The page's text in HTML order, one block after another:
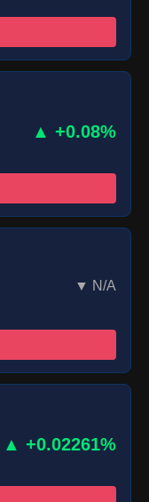
▲ +0.08%
▼ N/A
▲ +0.02261%